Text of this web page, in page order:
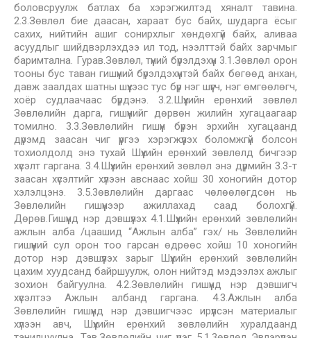
боловсруулж батлах ба хэрэгжилтэд хяналт тавина.
2.3.Зөвлөл бие даасан, хараат бус байх, шударга ёсыг
сахих, нийтийн ашиг сонирхлыг хөндөхгүй байх, аливаа
асуудлыг шийдвэрлэхдээ ил тод, нээлттэй байх зарчмыг
баримтална. Гурав.Зөвлөл, түүний бүрэлдэхүүн 3.1.Зөвлөл орон
тооны бус таван гишүүний бүрэлдэхүүнтэй байх бөгөөд анхан,
давж заалдах шатны шүүхээс тус бүр нэг шүүгч, нэг өмгөөлөгч,
хоёр судлаачаас бүрдэнэ. 3.2.Шүүхийн ерөнхий зөвлөл
Зөвлөлийн дарга, гишүүнийг дөрвөн жилийн хугацаагаар
томилно. 3.3.Зөвлөлийн гишүүн бүрэн эрхийн хугацаанд
дүрэмд заасан чиг үүргээ хэрэгжүүлэх боломжгүй болсон
тохиолдолд энэ тухай Шүүхийн ерөнхий зөвлөлд бичгээр
хүсэлт гаргана. 3.4.Шүүхийн ерөнхий зөвлөл энэ дүрмийн 3.3-т
заасан хүсэлтийг хүлээн авснаас хойш 30 хоногийн дотор
хэлэлцэнэ. 3.5.3өвлөлийн даргаас чөлөөлөгдсөн нь
Зөвлөлийн гишүүнээр ажиллахад саад болохгүй.
Дөрөв.Гишүүнд нэр дэвшүүлэх 4.1.Шүүхийн ерөнхий зөвлөлийн
ажлын алба /цаашид “Ажлын алба” гэх/ нь Зөвлөлийн
гишүүний сул орон тоо гарсан өдрөөс хойш 10 хоногийн
дотор нэр дэвшүүлэх зарыг Шүүхийн ерөнхий зөвлөлийн
цахим хуудсанд байршуулж, олон нийтэд мэдээлэх ажлыг
зохион байгуулна. 4.2.Зөвлөлийн гишүүнд нэр дэвшигч
хүсэлтээ Ажлын албанд гаргана. 4.3.Ажлын алба
Зөвлөлийн гишүүнд нэр дэвшигчээс ирүүлсэн материалыг
хүлээн авч, Шүүхийн ерөнхий зөвлөлийн хуралдаанд